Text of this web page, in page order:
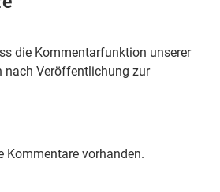
die Kommentarfunktion unserer
nach Veröffentlichung zur
Kommentare vorhanden.